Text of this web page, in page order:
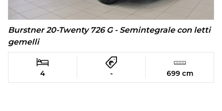
Burstner 20-Twenty 726 G - Semintegrale con letti
gemelli
4 - 699 cm